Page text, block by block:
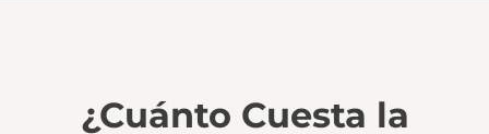
¿Cuánto Cuesta la